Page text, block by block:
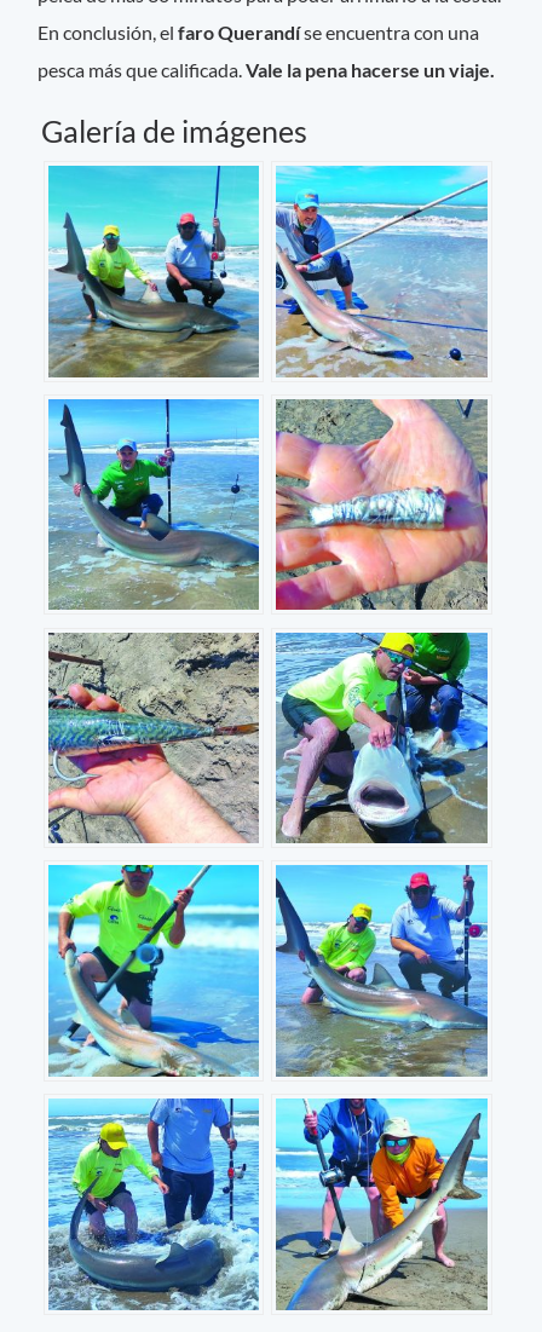
En conclusión, elfaro Querandíse encuentra con una
pesca más que calificada.Vale la pena hacerse un viaje.
Galería de imágenes